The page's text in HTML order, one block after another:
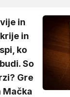
in
in
ko
So
Gre
Mačka